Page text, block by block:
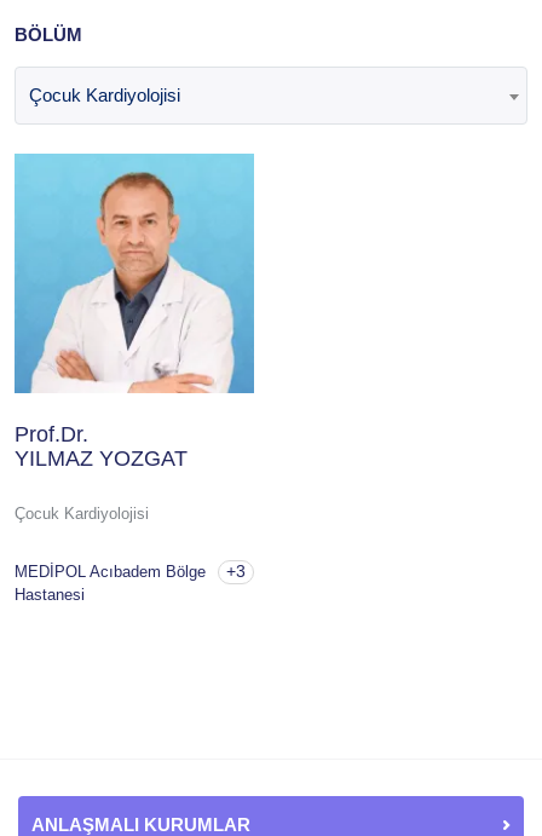
BÖLÜM
Çocuk Kardiyolojisi
Prof.Dr.
YILMAZ YOZGAT
Çocuk Kardiyolojisi
MEDİPOL Acıbadem Bölge
Hastanesi
+3
ANLAŞMALI KURUMLAR